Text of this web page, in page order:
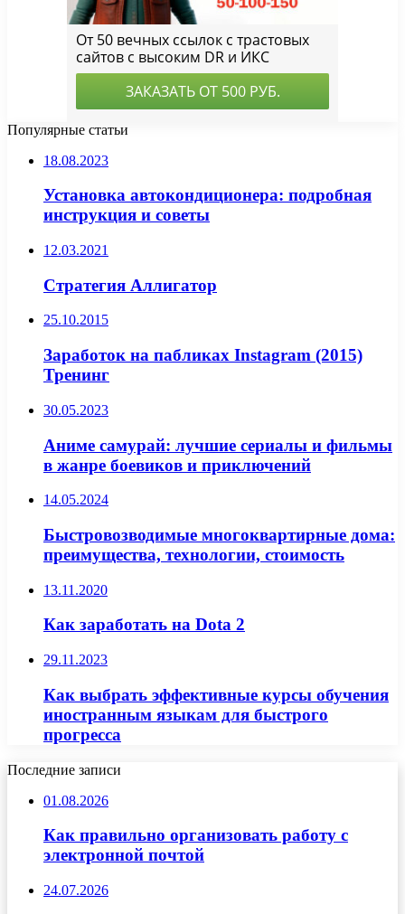
Популярные статьи
18.08.2023
Установка автокондиционера: подробная
инструкция и советы
12.03.2021
Стратегия Аллигатор
25.10.2015
Заработок на пабликах Instagram (2015)
Тренинг
30.05.2023
Аниме самурай: лучшие сериалы и фильмы
в жанре боевиков и приключений
14.05.2024
Быстровозводимые многоквартирные дома:
преимущества, технологии, стоимость
13.11.2020
Как заработать на Dota 2
29.11.2023
Как выбрать эффективные курсы обучения
иностранным языкам для быстрого
прогресса
Последние записи
01.08.2026
Как правильно организовать работу с
электронной почтой
24.07.2026